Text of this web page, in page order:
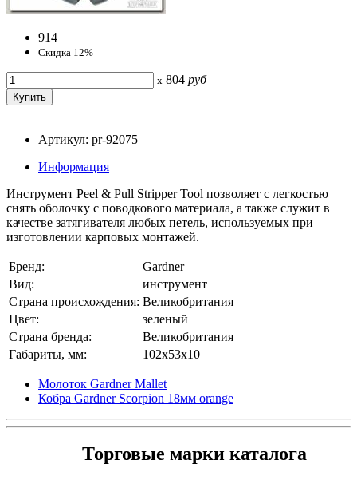
914
Скидка 12%
x 804 руб
Артикул: pr-92075
Информация
Инструмент Peel & Pull Stripper Tool позволяет с легкостью
снять оболочку с поводкового материала, а также служит в
качестве затягивателя любых петель, используемых при
изготовлении карповых монтажей.
Бренд:
Gardner
Вид:
инструмент
Страна происхождения: Великобритания
Цвет:
зеленый
Страна бренда:
Великобритания
Габариты, мм:
102x53x10
Молоток Gardner Mallet
Кобра Gardner Scorpion 18мм orange
Торговые марки каталога